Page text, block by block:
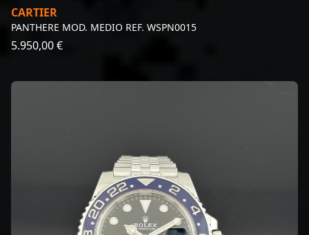
CARTIER
PANTHERE MOD. MEDIO REF. WSPN0015
5.950,00 €